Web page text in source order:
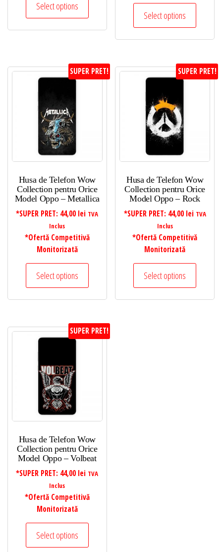
Select options
Select options
SUPER PRET!
Husa de Telefon Wow
Collection pentru Orice
Model Oppo – Metallica
*SUPER PRET: 44,00 lei TVA
Inclus
*Ofertă Competitivă
Monitorizată
Select options
SUPER PRET!
Husa de Telefon Wow
Collection pentru Orice
Model Oppo – Rock
*SUPER PRET: 44,00 lei TVA
Inclus
*Ofertă Competitivă
Monitorizată
Select options
SUPER PRET!
Husa de Telefon Wow
Collection pentru Orice
Model Oppo – Volbeat
*SUPER PRET: 44,00 lei TVA
Inclus
*Ofertă Competitivă
Monitorizată
Select options